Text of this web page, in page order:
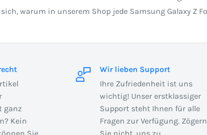
warum in unserem Shop jede Samsung Galaxy Z
ganz
Kein
Wir lieben Support
Ihre Zufriedenheit ist uns
wichtig! Unser erstklassiger
Support steht Ihnen für alle
Fragen zur Verfügung. Zögern